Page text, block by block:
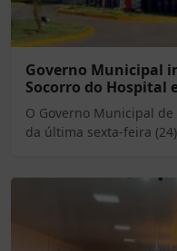
Governo Municipal
Socorro do Hospital
O Governo Municipal
da última sexta-feira